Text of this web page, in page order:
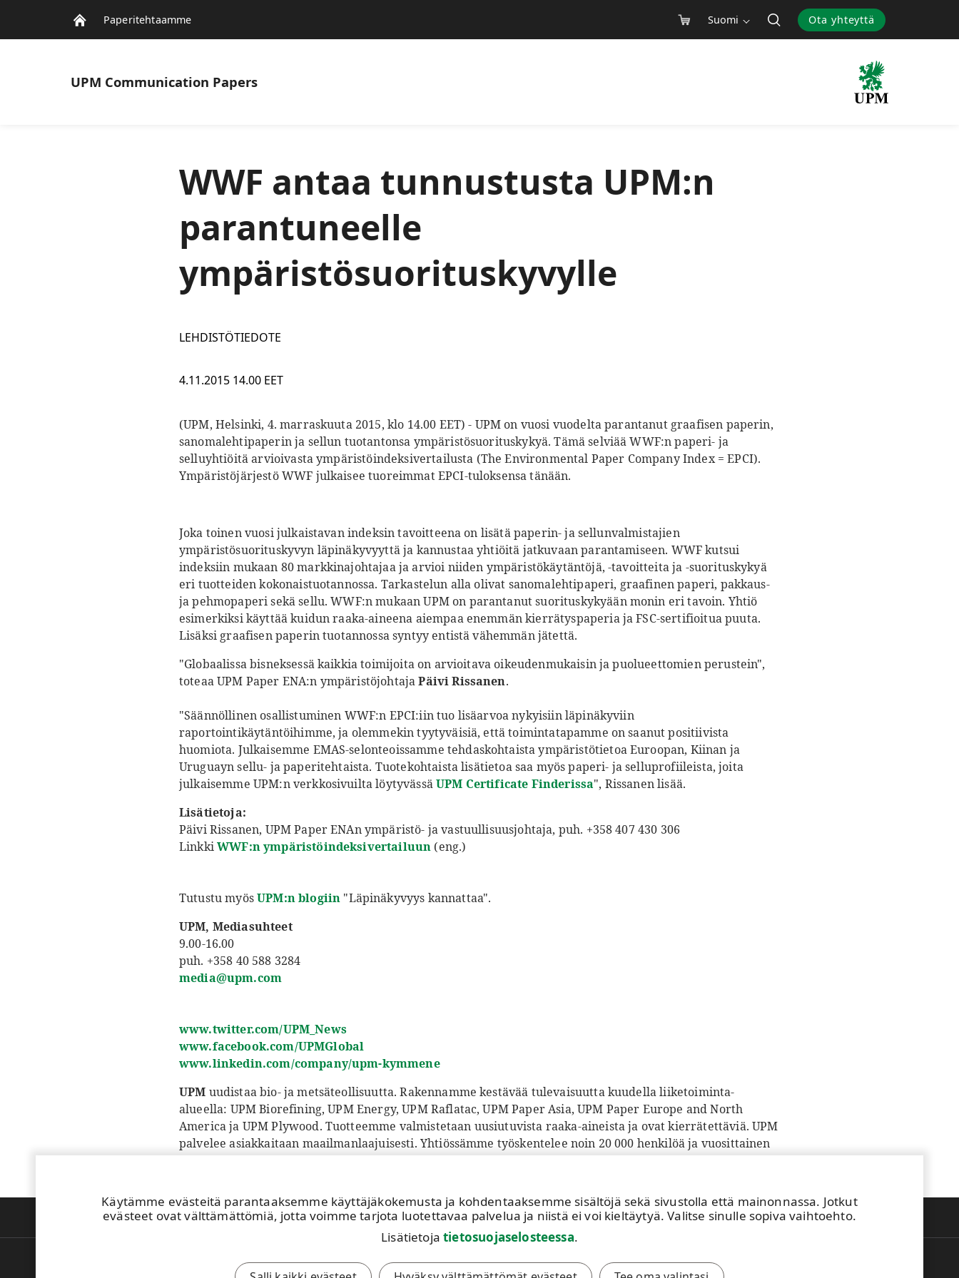
Suomi Ota yhteyttä
Paperitehtaamme
UPM Communication Papers
WWF antaa tunnustusta UPM:n
parantuneelle
ympäristösuorituskyvylle
LEHDISTÖTIEDOTE
4.11.2015 14.00 EET
(UPM, Helsinki, 4. marraskuuta 2015, klo 14.00 EET) - UPM on vuosi vuodelta parantanut graafisen paperin,
sanomalehtipaperin ja sellun tuotantonsa ympäristösuorituskykyä. Tämä selviää WWF:n paperi- ja
selluyhtiöitä arvioivasta ympäristöindeksivertailusta (The Environmental Paper Company Index = EPCI).
Ympäristöjärjestö WWF julkaisee tuoreimmat EPCI-tuloksensa tänään.
Joka toinen vuosi julkaistavan indeksin tavoitteena on lisätä paperin- ja sellunvalmistajien
ympäristösuorituskyvyn läpinäkyvyyttä ja kannustaa yhtiöitä jatkuvaan parantamiseen. WWF kutsui
indeksiin mukaan 80 markkinajohtajaa ja arvioi niiden ympäristökäytäntöjä, -tavoitteita ja -suorituskykyä
eri tuotteiden kokonaistuotannossa. Tarkastelun alla olivat sanomalehtipaperi, graafinen paperi, pakkaus-
ja pehmopaperi sekä sellu. WWF:n mukaan UPM on parantanut suorituskykyään monin eri tavoin. Yhtiö
esimerkiksi käyttää kuidun raaka-aineena aiempaa enemmän kierrätyspaperia ja FSC-sertifioitua puuta.
Lisäksi graafisen paperin tuotannossa syntyy entistä vähemmän jätettä.
"Globaalissa bisneksessä kaikkia toimijoita on arvioitava oikeudenmukaisin ja puolueettomien perustein",
toteaa UPM Paper ENA:n ympäristöjohtajaPäivi Rissanen.
"Säännöllinen osallistuminen WWF:n EPCI:iin tuo lisäarvoa nykyisiin läpinäkyviin
raportointikäytäntöihimme, ja olemmekin tyytyväisiä, että toimintatapamme on saanut positiivista
huomiota. Julkaisemme EMAS-selonteoissamme tehdaskohtaista ympäristötietoa Euroopan, Kiinan ja
Uruguayn sellu- ja paperitehtaista. Tuotekohtaista lisätietoa saa myös paperi- ja selluprofiileista, joita
julkaisemme UPM:n verkkosivuilta löytyvässäUPM Certificate Finderissa", Rissanen lisää.
Lisätietoja:
Päivi Rissanen, UPM Paper ENAn ympäristö- ja vastuullisuusjohtaja, puh. +358 407 430 306
LinkkiWWF:n ympäristöindeksivertailuun (eng.)
Tutustu myösUPM:n blogiin "Läpinäkyvyys kannattaa".
UPM, Mediasuhteet
9.00-16.00
puh. +358 40 588 3284
media@upm.com
www.twitter.com/UPM_News
www.facebook.com/UPMGlobal
www.linkedin.com/company/upm-kymmene
UPM uudistaa bio- ja metsäteollisuutta. Rakennamme kestävää tulevaisuutta kuudella liiketoiminta-
alueella: UPM Biorefining, UPM Energy, UPM Raflatac, UPM Paper Asia, UPM Paper Europe and North
America ja UPM Plywood. Tuotteemme valmistetaan uusiutuvista raaka-aineista ja ovat kierrätettäviä. UPM
palvelee asiakkaitaan maailmanlaajuisesti. Yhtiössämme työskentelee noin 20 000 henkilöä ja vuosittainen
Käytämme evästeitä parantaaksemme käyttäjäkokemusta ja kohdentaaksemme sisältöjä sekä sivustolla että mainonnassa. Jotkut
evästeet ovat välttämättömiä, jotta voimme tarjota luotettavaa palvelua ja niistä ei voi kieltäytyä. Valitse sinulle sopiva vaihtoehto.
Lisätietojatietosuojaselosteessa.
Paperitehtaamme Takaisin ylös